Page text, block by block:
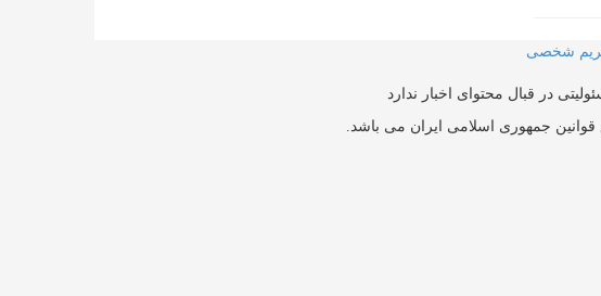
شخصی
در قبال محتوای اخبار ندارد
قوانین جمهوری اسلامی ایران می باشد.